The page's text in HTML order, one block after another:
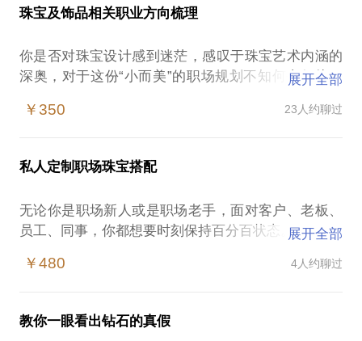
珠宝及饰品相关职业方向梳理
你是否对珠宝设计感到迷茫，感叹于珠宝艺术内涵的
深奥，对于这份“小而美”的职场规划不知何去何从，
唤醒自我、提升自我，让我们从心灵和大自然中寻找
力”的珠宝，也通过珠宝设计纪念当下，传递未来。
同时分享珠宝设计道路上的经验与信念感，与你一起
展开全部
￥350 23人约聊过
私人定制职场珠宝搭配
无论你是职场新人或是职场老手，面对客户、老板、
员工、同事，你都想要时刻保持百分百状态。
每个人职场人士都力求完美状态，我该如何脱颖而
珠宝搭配的效果常常不尽如人意，我该如何改变？
通过课堂我会和您分享：
展开全部
￥480 4人约聊过
教你一眼看出钻石的真假